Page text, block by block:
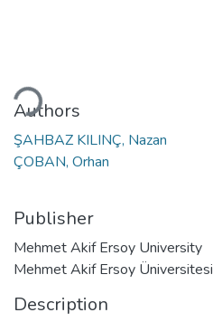
Authors
ŞAHBAZ KILINÇ, Nazan
ÇOBAN, Orhan
Publisher
Mehmet Akif Ersoy University
Mehmet Akif Ersoy Üniversitesi
Description